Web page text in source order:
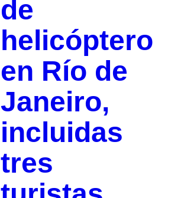
de
helicóptero
en Río de
Janeiro,
incluidas
tres